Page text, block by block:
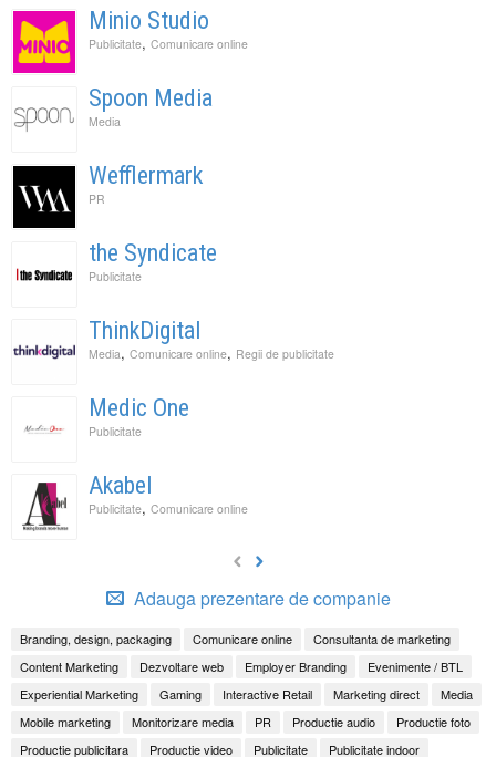
Minio Studio
Publicitate, Comunicare online
Spoon Media
Media
Wefflermark
PR
the Syndicate
Publicitate
ThinkDigital
Media, Comunicare online, Regii de publicitate
Medic One
Publicitate
Akabel
Publicitate, Comunicare online
Adauga prezentare de companie
Branding, design, packaging Comunicare online
Consultanta de marketing
Content Marketing
Dezvoltare web Employer Branding
Evenimente / BTL
Experiential Marketing
Gaming Interactive Retail Marketing direct
Media
Mobile marketing
Monitorizare media PR Productie audio
Productie foto
Productie publicitara
Productie video Publicitate Publicitate indoor